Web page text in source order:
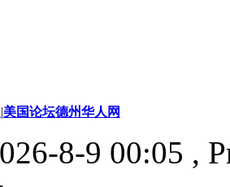
|美国论坛德州华人网
8-9 00:05 ,